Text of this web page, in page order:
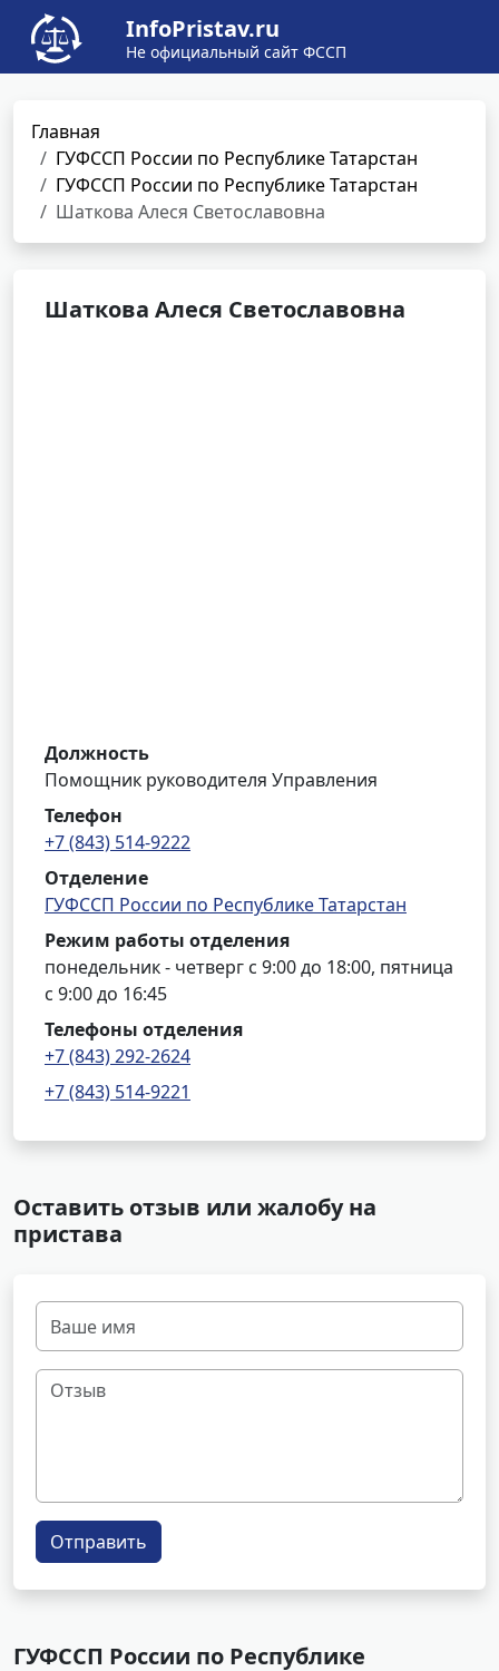
InfoPristav.ru
Не официальный сайт ФССП
Главная
ГУФССП России по Республике Татарстан
ГУФССП России по Республике Татарстан
Шаткова Алеся Светославовна
Шаткова Алеся Светославовна
Должность
Помощник руководителя Управления
Телефон
+7 (843) 514-9222
Отделение
ГУФССП России по Республике Татарстан
Режим работы отделения
понедельник - четверг с 9:00 до 18:00, пятница
с 9:00 до 16:45
Телефоны отделения
+7 (843) 292-2624
+7 (843) 514-9221
Оставить отзыв или жалобу на
пристава
Отправить
ГУФССП России по Республике